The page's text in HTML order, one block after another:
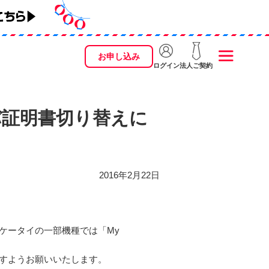
お申し込み
ログイン法人ご契約
明書切り替えに
2016年2月22日
ータイの一部機種では「My
ようお願いいたします。